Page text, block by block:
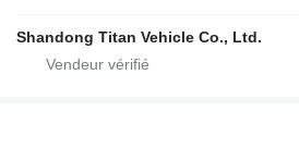
Shandong Titan Vehicle Co., Ltd.